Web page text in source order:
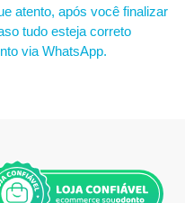
atento, após você finalizar
tudo esteja correto
via WhatsApp.